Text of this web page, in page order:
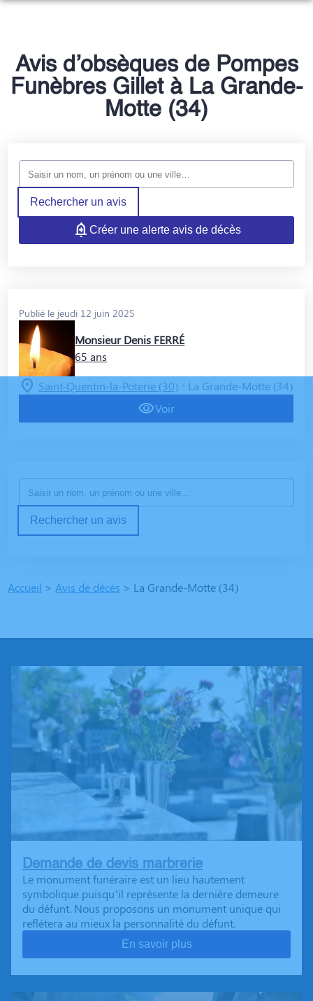
ORGANISER DES OBSÈQUES
PRÉVOIR SES OBSÈQUES
SERVICES AUX FAMILLES
NOTRE AGENCE
ESPACES HOMMAGES
Avis d’obsèques de Pompes
Funèbres Gillet à La Grande-
Motte (34)
Rechercher un avis
Créer une alerte avis de décès
Publié le jeudi 12 juin 2025
Monsieur Denis FERRÉ
65 ans
Saint-Quentin-la-Poterie (30) - La Grande-Motte (34)
Voir
Rechercher un avis
Accueil > Avis de décès > La Grande-Motte (34)
Demande de devis marbrerie
Le monument funéraire est un lieu hautement
symbolique puisqu’il représente la dernière demeure
du défunt. Nous proposons un monument unique qui
reflétera au mieux la personnalité du défunt.
En savoir plus